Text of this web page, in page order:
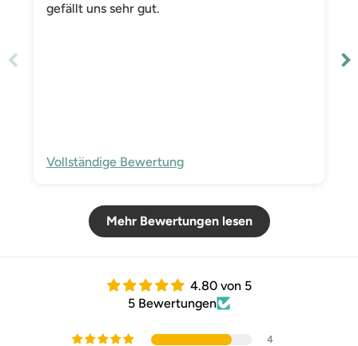
gefällt uns sehr gut.
Vollständige Bewertung
Mehr Bewertungen lesen
4.80 von 5
5 Bewertungen
4